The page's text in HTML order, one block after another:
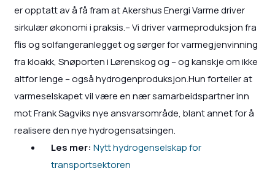
er opptatt av å få fram at Akershus Energi Varme driver
sirkulær økonomi i praksis.– Vi driver varmeproduksjon fra
flis og solfangeranlegget og sørger for varmegjenvinning
fra kloakk, Snøporten i Lørenskog og – og kanskje om ikke
altfor lenge – også hydrogenproduksjon.Hun forteller at
varmeselskapet vil være en nær samarbeidspartner inn
mot Frank Sagviks nye ansvarsområde, blant annet for å
realisere den nye hydrogensatsingen.
Les mer: Nytt hydrogenselskap for
transportsektoren